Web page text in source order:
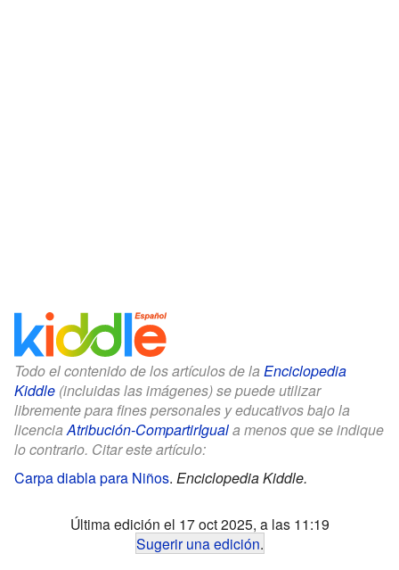
Todo el contenido de los artículos de la Enciclopedia
Kiddle (incluidas las imágenes) se puede utilizar
libremente para fines personales y educativos bajo la
licenciaAtribución-CompartirIguala menos que se indique
lo contrario. Citar este artículo:
Carpa diabla para Niños. Enciclopedia Kiddle.
Última edición el 17 oct 2025, a las 11:19
Sugerir una edición.